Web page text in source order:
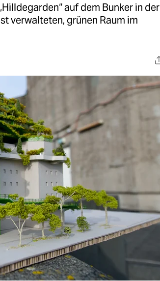
auf dem Bunker in der
verwalteten, grünen Raum im